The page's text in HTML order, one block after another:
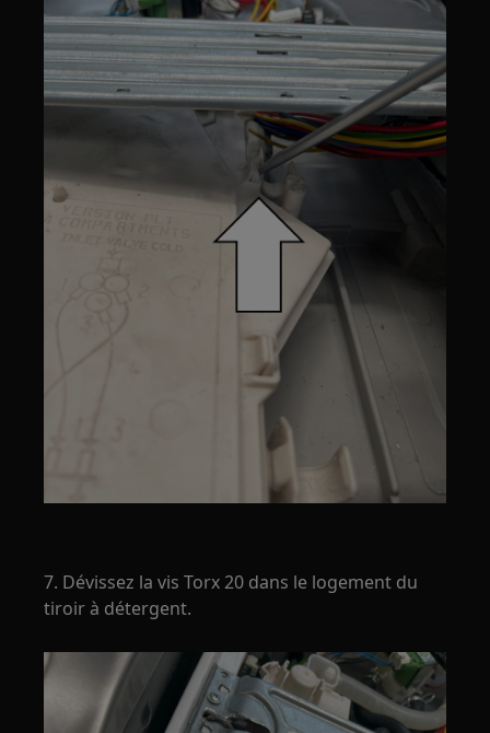
7. Dévissez la vis Torx 20 dans le logement du
tiroir à détergent.